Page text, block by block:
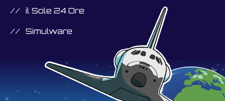
il Sole 24 Ore
Simulware